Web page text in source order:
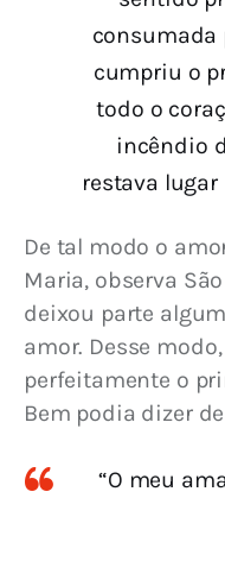
consumada
cumpriu o
todo o
incêndio
restava
De tal modo o
Maria, observa
deixou parte
amor. Desse
perfeitamente o
Bem podia dizer
“O meu